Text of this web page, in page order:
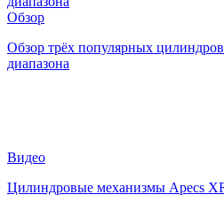
Обзор
Обзор трёх популярных
диапазона
Видео
Цилиндровые механизмы Apecs